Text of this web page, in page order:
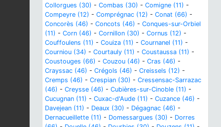
Collorgues (30) - Combas (30) - Comigne (11) -
Compeyre (12) - Comprégnac (12) - Conat (66) -
Concorès (46) - Concots (46) - Conques-sur-Orbiel
(11) - Corn (46) - Cornillon (30) - Cornus (12) -
Couffoulens (11) - Couiza (11) - Cournanel (11) -
Courniou (34) - Courtauly (11) - Coustaussa (11) -
Coustouges (66) - Couzou (46) - Cras (46) -
Crayssac (46) - Crégols (46) - Creissels (12) -
Cremps (46) - Crespian (30) - Cressensac-Sarrazac
(46) - Creysse (46) - Cubières-sur-Cinoble (11) -
Cucugnan (11) - Cuxac-d'Aude (11) - Cuzance (46) -
Davejean (11) - Deaux (30) - Dégagnac (46) -
Dernacueillette (11) - Domessargues (30) - Dorres